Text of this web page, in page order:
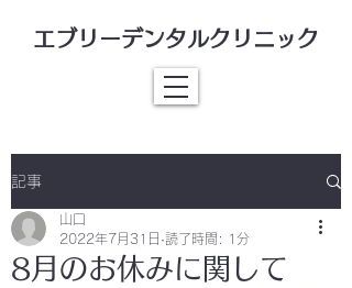
エブリーデンタルクリニック
記事
8月のお休みに関して
山口
2022年7月31日 読了時間: 1分